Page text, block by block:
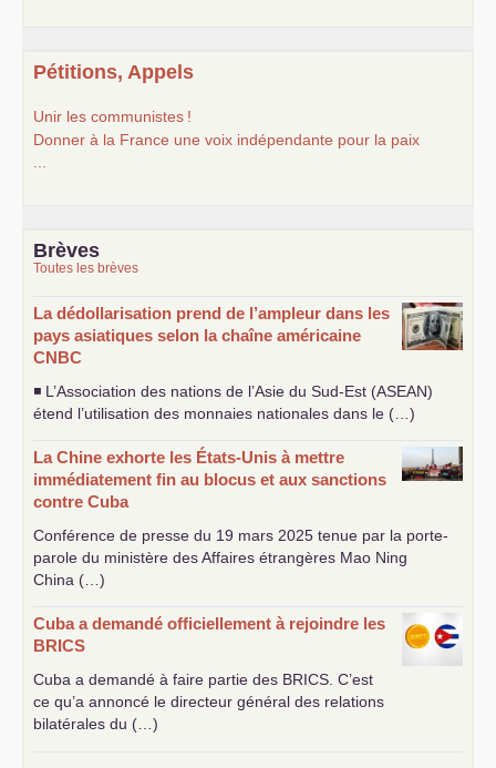
Pétitions, Appels
Unir les communistes !
Donner à la France une voix indépendante pour la paix
Brèves
Toutes les brèves
La dédollarisation prend de l’ampleur dans les
pays asiatiques selon la chaîne américaine
CNBC
◾ L’Association des nations de l’Asie du Sud-Est (ASEAN)
étend l’utilisation des monnaies nationales dans le (…)
La Chine exhorte les États-Unis à mettre
immédiatement fin au blocus et aux sanctions
contre Cuba
Conférence de presse du 19 mars 2025 tenue par la porte-
parole du ministère des Affaires étrangères Mao Ning
China (…)
Cuba a demandé officiellement à rejoindre les
BRICS
Cuba a demandé à faire partie des BRICS . C’est
ce qu’a annoncé le directeur général des relations
bilatérales du (…)